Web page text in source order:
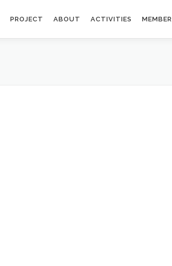
PROJECT ABOUT ACTIVITIES MEMBER